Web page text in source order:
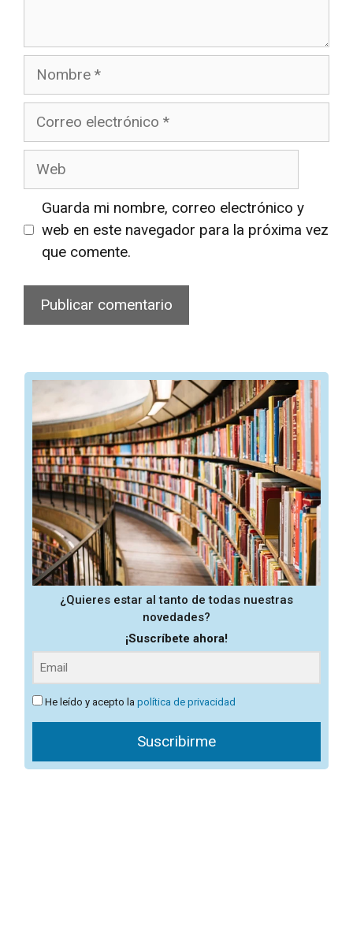
Nombre
Guarda mi nombre, correo electrónico y
web en este navegador para la próxima vez
que comente.
¿Quieres estar al tanto de todas nuestras
novedades?
¡Suscríbete ahora!
He leído y acepto lapolítica de privacidad
Suscribirme